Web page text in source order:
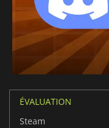
ÉVALUATION
Steam